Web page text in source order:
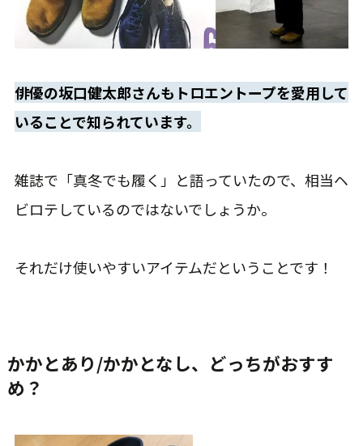
俳優の坂口健太郎さんもトロエントープを愛用して
いることで知られています。
雑誌で「真冬でも履く」と語っていたので、相当ヘ
ビロテしているのではないでしょうか。
それだけ使いやすいアイテムだということです！
かかとあり/かかとなし、どっちがおすす
め？